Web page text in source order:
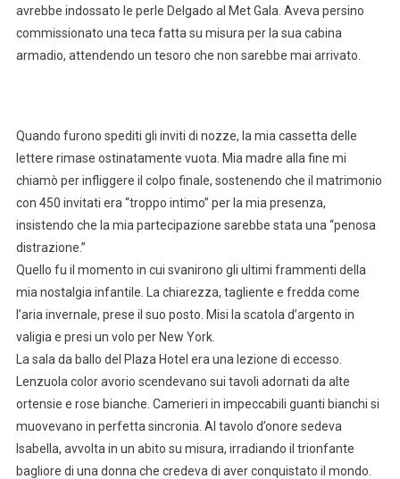
avrebbe indossato le perle Delgado al Met Gala. Aveva persino
commissionato una teca fatta su misura per la sua cabina
armadio, attendendo un tesoro che non sarebbe mai arrivato.
Quando furono spediti gli inviti di nozze, la mia cassetta delle
lettere rimase ostinatamente vuota. Mia madre alla fine mi
chiamò per infliggere il colpo finale, sostenendo che il matrimonio
con 450 invitati era “troppo intimo” per la mia presenza,
insistendo che la mia partecipazione sarebbe stata una “penosa
distrazione.”
Quello fu il momento in cui svanirono gli ultimi frammenti della
mia nostalgia infantile. La chiarezza, tagliente e fredda come
l’aria invernale, prese il suo posto. Misi la scatola d’argento in
valigia e presi un volo per New York.
La sala da ballo del Plaza Hotel era una lezione di eccesso.
Lenzuola color avorio scendevano sui tavoli adornati da alte
ortensie e rose bianche. Camerieri in impeccabili guanti bianchi si
muovevano in perfetta sincronia. Al tavolo d’onore sedeva
Isabella, avvolta in un abito su misura, irradiando il trionfante
bagliore di una donna che credeva di aver conquistato il mondo.